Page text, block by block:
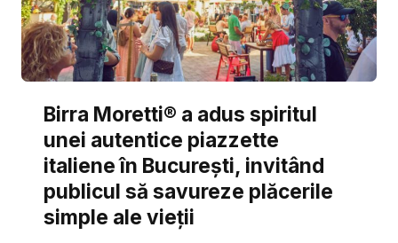
Birra Moretti® a adus spiritul
unei autentice piazzette
italiene în București, invitând
publicul să savureze plăcerile
simple ale vieții